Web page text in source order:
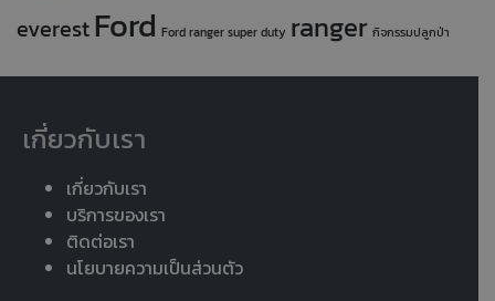
everest Ford Ford ranger super duty ranger กิจกรรมปลูกป่า
เกี่ยวกับเรา
เกี่ยวกับเรา
บริการของเรา
ติดต่อเรา
นโยบายความเป็นส่วนตัว